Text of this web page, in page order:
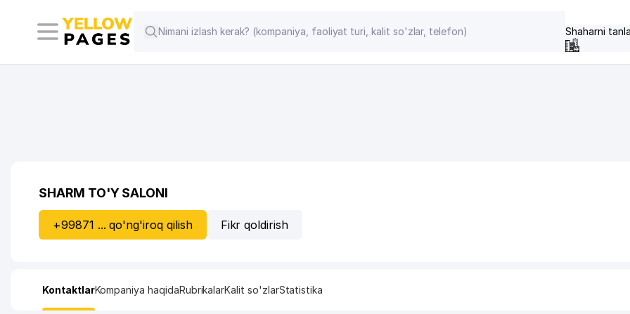
Shaharni
SHARM TO'Y SALONI
+99871 ... qo'ng'iroq qilish Fikr qoldirish
KontaktlarKompaniya haqidaRubrikalarKalit so'zlarStatistika